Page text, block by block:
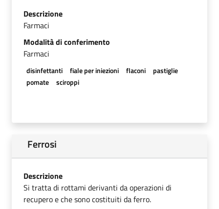
Descrizione
Farmaci
Modalità di conferimento
Farmaci
disinfettanti fiale per iniezioni flaconi
pastiglie
pomate
sciroppi
Ferrosi
Descrizione
Si tratta di rottami derivanti da operazioni di
recupero e che sono costituiti da ferro.